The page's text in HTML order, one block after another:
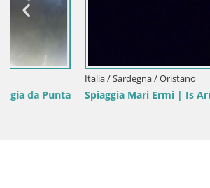
Italia / Sardegna / Oristano
Spiaggia Mari Ermi | Is Arutas – Oristano